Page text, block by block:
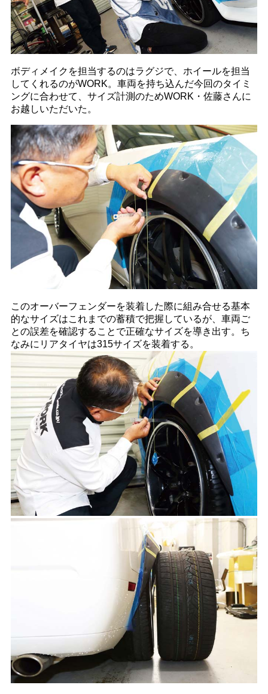
ボディメイクを担当するのはラグジで、ホイールを担当
してくれるのがWORK。車両を持ち込んだ今回のタイミ
ングに合わせて、サイズ計測のためWORK・佐藤さんに
お越しいただいた。
このオーバーフェンダーを装着した際に組み合せる基本
的なサイズはこれまでの蓄積で把握しているが、車両ご
との誤差を確認することで正確なサイズを導き出す。ち
なみにリアタイヤは315サイズを装着する。